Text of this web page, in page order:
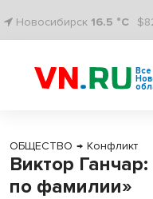
Новосибирск 16.5 °C
Все
ОБЩЕСТВО → Конфликт
Виктор
по фамилии»